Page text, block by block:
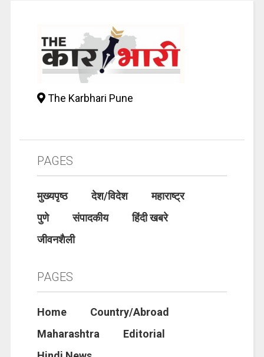
The Karbhari Pune
PAGES
मुख्यपृष्ठ देश/विदेश
महाराष्ट्र
पुणे
संपादकीय
हिंदी खबरे
जीवनशैली
PAGES
Home
Country/Abroad
Maharashtra
Editorial